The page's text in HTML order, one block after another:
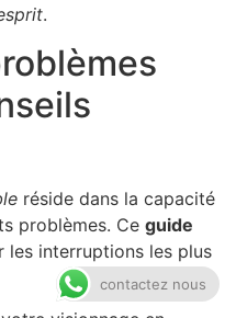
.
réside dans la capacité
problèmes. Ce guide
les interruptions les plus
contactez nous